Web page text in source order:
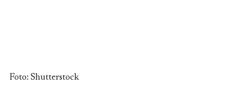
Foto: Shutterstock